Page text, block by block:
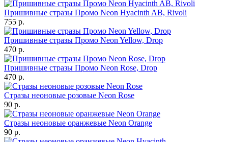
Пришивные стразы Промо Neon Hyacinth AB, Rivoli
755 р.
Пришивные стразы Промо Neon Yellow, Drop
470 р.
Пришивные стразы Промо Neon Rose, Drop
470 р.
Стразы неоновые розовые Neon Rose
90 р.
Стразы неоновые оранжевые Neon Orange
90 р.